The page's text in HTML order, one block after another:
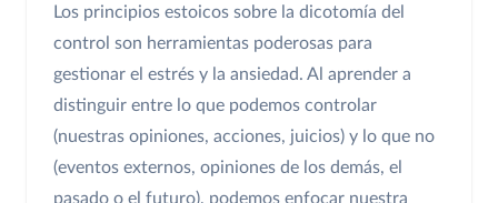
Los principios estoicos sobre la dicotomía del
control son herramientas poderosas para
gestionar el estrés y la ansiedad. Al aprender a
distinguir entre lo que podemos controlar
(nuestras opiniones, acciones, juicios) y lo que no
(eventos externos, opiniones de los demás, el
pasado o el futuro), podemos enfocar nuestra